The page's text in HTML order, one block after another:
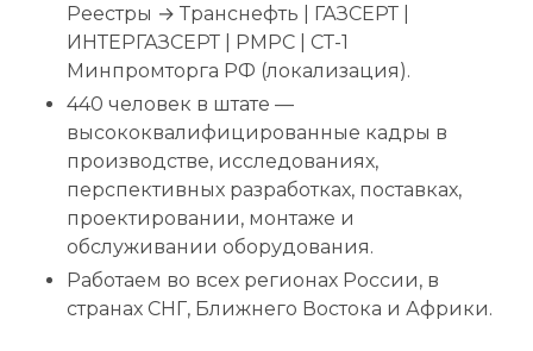
Реестры → Транснефть | ГАЗСЕРТ |
ИНТЕРГАЗСЕРТ | РМРС | СТ-1
Минпромторга РФ (локализация).
440 человек в штате —
высококвалифицированные кадры в
производстве, исследованиях,
перспективных разработках, поставках,
проектировании, монтаже и
обслуживании оборудования.
Работаем во всех регионах России, в
странах СНГ, Ближнего Востока и Африки.